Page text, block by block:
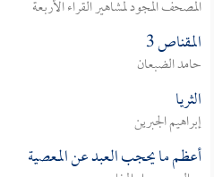
المصحف المجود لمشاهير القراء الأربعة
المقناص 3
حامد الضبعان
الثريا
إبراهيم الجبرين
أعظم ما يحجب العبد عن المعصية